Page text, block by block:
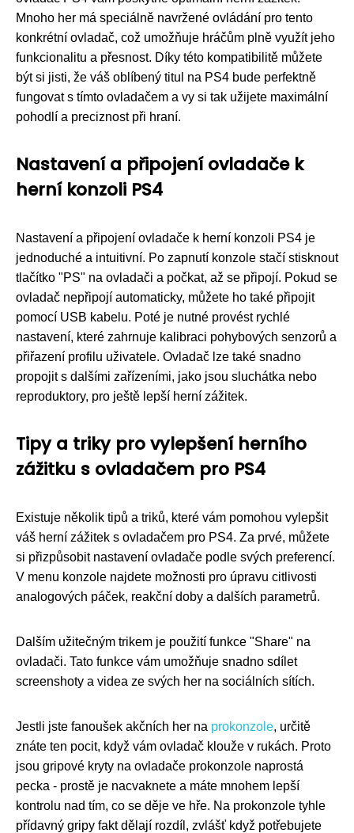
Mnoho her má speciálně navržené ovládání pro tento
konkrétní ovladač, což umožňuje hráčům plně využít jeho
funkcionalitu a přesnost. Díky této kompatibilitě můžete
být si jisti, že váš oblíbený titul na PS4 bude perfektně
fungovat s tímto ovladačem a vy si tak užijete maximální
pohodlí a preciznost při hraní.
Nastavení a připojení ovladače k
herní konzoli PS4
Nastavení a připojení ovladače k herní konzoli PS4 je
jednoduché a intuitivní. Po zapnutí konzole stačí stisknout
tlačítko "PS" na ovladači a počkat, až se připojí. Pokud se
ovladač nepřipojí automaticky, můžete ho také připojit
pomocí USB kabelu. Poté je nutné provést rychlé
nastavení, které zahrnuje kalibraci pohybových senzorů a
přiřazení profilu uživatele. Ovladač lze také snadno
propojit s dalšími zařízeními, jako jsou sluchátka nebo
reproduktory, pro ještě lepší herní zážitek.
Tipy a triky pro vylepšení herního
zážitku s ovladačem pro PS4
Existuje několik tipů a triků, které vám pomohou vylepšit
váš herní zážitek s ovladačem pro PS4. Za prvé, můžete
si přizpůsobit nastavení ovladače podle svých preferencí.
V menu konzole najdete možnosti pro úpravu citlivosti
analogových páček, reakční doby a dalších parametrů.
Dalším užitečným trikem je použití funkce "Share" na
ovladači. Tato funkce vám umožňuje snadno sdílet
screenshoty a videa ze svých her na sociálních sítích.
Jestli jste fanoušek akčních her na prokonzole, určitě
znáte ten pocit, když vám ovladač klouže v rukách. Proto
jsou gripové kryty na ovladače prokonzole naprostá
pecka - prostě je nacvaknete a máte mnohem lepší
kontrolu nad tím, co se děje ve hře. Na prokonzole tyhle
přídavný gripy fakt dělají rozdíl, zvlášť když potřebujete